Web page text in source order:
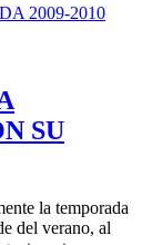
SU
la temporada
del verano, al